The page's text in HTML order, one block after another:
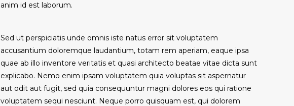
anim id est laborum.
Sed ut perspiciatis unde omnis iste natus error sit voluptatem
accusantium doloremque laudantium, totam rem aperiam, eaque ipsa
quae ab illo inventore veritatis et quasi architecto beatae vitae dicta sunt
explicabo. Nemo enim ipsam voluptatem quia voluptas sit aspernatur
aut odit aut fugit, sed quia consequuntur magni dolores eos qui ratione
voluptatem sequi nesciunt. Neque porro quisquam est, qui dolorem